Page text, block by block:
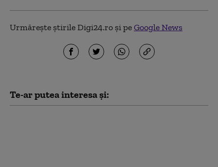
Urmărește știrile Digi24.ro și peGoogle News
Te-ar putea interesa și: